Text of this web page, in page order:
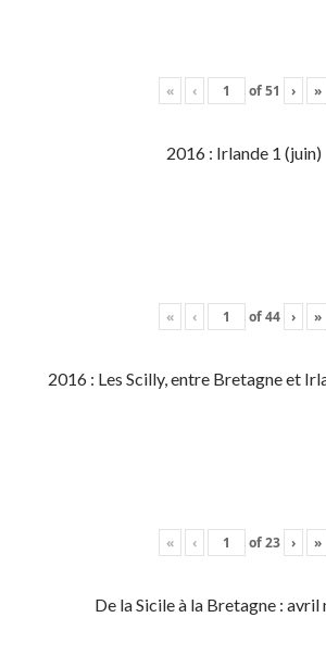
« ‹ of51 › »
2016 : Irlande 1 (juin)
« ‹ of44 › »
2016 : Les Scilly, entre Bretagne et
« ‹ of23 › »
De la Sicile à la Bretagne : avril